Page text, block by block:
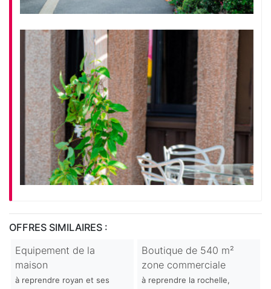
OFFRES SIMILAIRES :
Equipement de la
maison
à reprendre royan et ses
Boutique de 540 m²
zone commerciale
à reprendre la rochelle,